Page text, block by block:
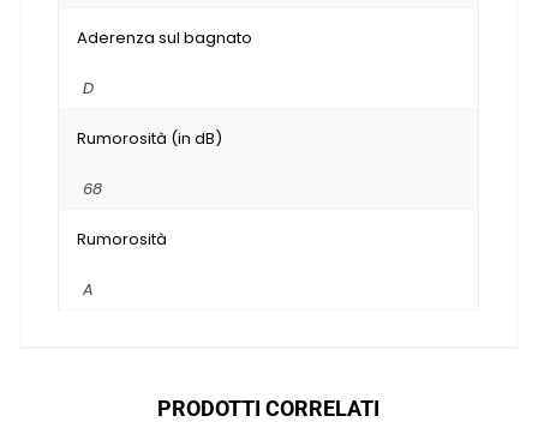
Aderenza sul bagnato
D
Rumorosità (in dB)
68
Rumorosità
A
PRODOTTI CORRELATI